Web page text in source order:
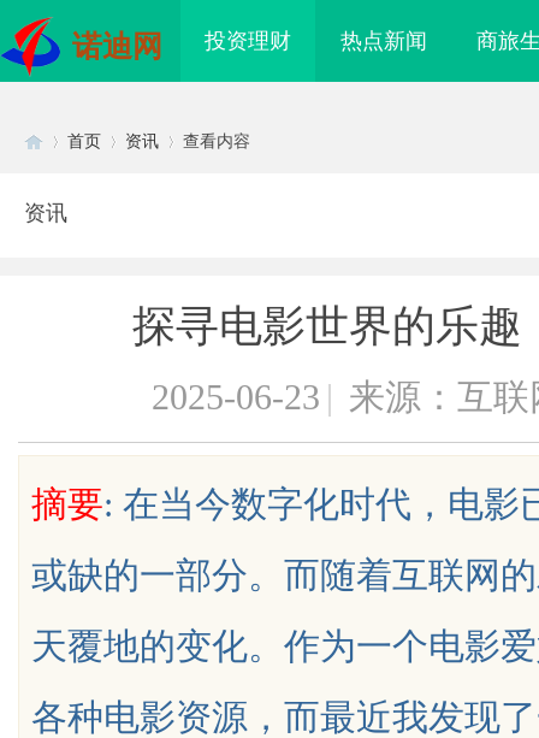
诺迪网 投资理财 热点新闻 商旅
uz
首页 资讯 查看内容
资讯
探寻电影世界的乐
2025-06-23 | 来源：互联
摘要: 在当今数字化时代，电影
或缺的一部分。而随着互联网
天覆地的变化。作为一个电影
各种电影资源，而最近我发现
家，哪家才是你的优质之选？